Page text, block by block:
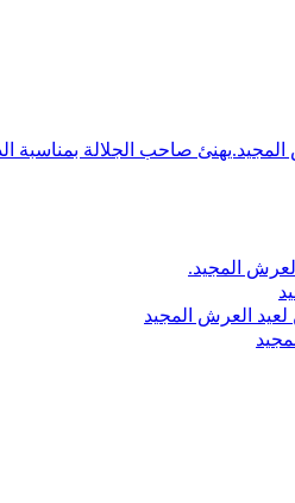
صاحب الجلالة بمناسبة
المجيد.
العرش المجيد